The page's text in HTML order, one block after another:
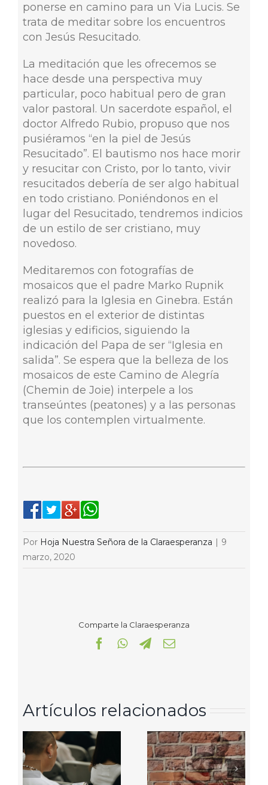
ponerse en camino para un Via Lucis. Se
trata de meditar sobre los encuentros
con Jesús Resucitado.
La meditación que les ofrecemos se
hace desde una perspectiva muy
particular, poco habitual pero de gran
valor pastoral. Un sacerdote español, el
doctor Alfredo Rubio, propuso que nos
pusiéramos “en la piel de Jesús
Resucitado”. El bautismo nos hace morir
y resucitar con Cristo, por lo tanto, vivir
resucitados debería de ser algo habitual
en todo cristiano. Poniéndonos en el
lugar del Resucitado, tendremos indicios
de un estilo de ser cristiano, muy
novedoso.
Meditaremos con fotografías de
mosaicos que el padre Marko Rupnik
realizó para la Iglesia en Ginebra. Están
puestos en el exterior de distintas
iglesias y edificios, siguiendo la
indicación del Papa de ser “Iglesia en
salida”. Se espera que la belleza de los
mosaicos de este Camino de Alegría
(Chemin de Joie) interpele a los
transeúntes (peatones) y a las personas
que los contemplen virtualmente.
Por Hoja Nuestra Señora de la Claraesperanza
9
marzo, 2020
Comparte la Claraesperanza
Facebook
WhatsApp
Telegram
Correo
Artículos relacionados